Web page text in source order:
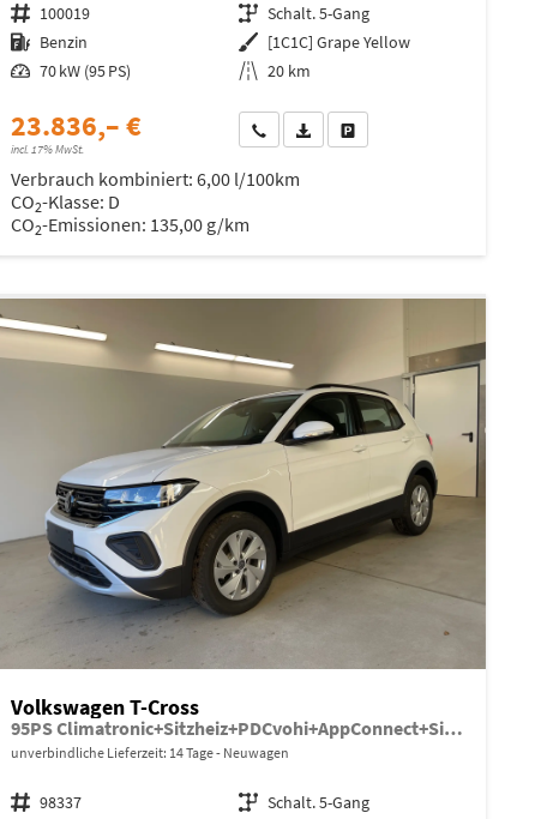
Fahrzeugnr. 100019 Getriebe Schalt. 5-Gang
Kraftstoff Benzin Außenfarbe [1C1C] Grape Yellow
Leistung 70 kW (95 PS) Kilometerstand 20 km
23.836,– €
incl. 17% MwSt.
Wir rufen Sie an
Fahrzeugexposé (PDF)
Fahrzeug parken
Verbrauch kombiniert: 6,00 l/100km
CO2-Klasse: D
CO2-Emissionen: 135,00 g/km
Volkswagen T-Cross
95PS Climatronic+Sitzheiz+PDCvohi+AppConnect+Side+TravelAssist+ACC
unverbindliche Lieferzeit: 14 Tage Neuwagen
Fahrzeugnr. 98337 Getriebe Schalt. 5-Gang